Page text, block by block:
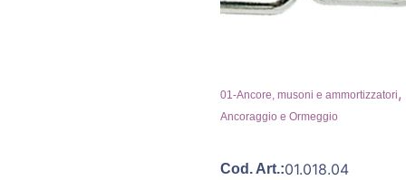
01-Ancore, musoni e ammortizzatori,
Ancoraggio e Ormeggio
Cod. Art.:01.018.04